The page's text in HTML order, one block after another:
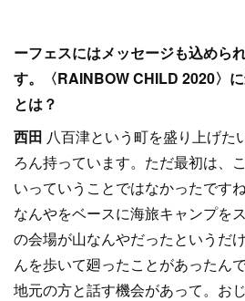
ーフェスにはメッセージも込めら
す。〈RAINBOW CHILD 2020〉
とは？
西田 八百津という町を盛り上げた
ろん持っています。ただ最初は、
いっていうことではなかったです
なんやをベースに海旅キャンプを
の会場が山なんやだったというだ
んを歩いて廻ったことがあったん
地元の方と話す機会があって。お